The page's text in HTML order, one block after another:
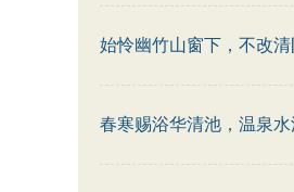
始怜幽竹山窗下，不改清
春寒赐浴华清池，温泉水